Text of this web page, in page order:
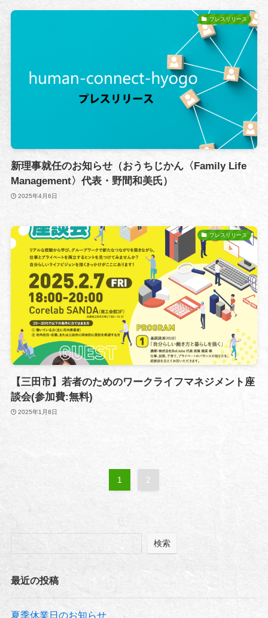
プレスリリース
新理事就任のお知らせ（おうちじかん〈Family Life
Management〉代表・野間和美氏）
2025年4月6日
プレスリリース
【三田市】若者のためのワークライフマネジメント座
談会(参加費:無料)
2025年1月8日
1 2
検索
最近の投稿
夏季休業日のお知らせ